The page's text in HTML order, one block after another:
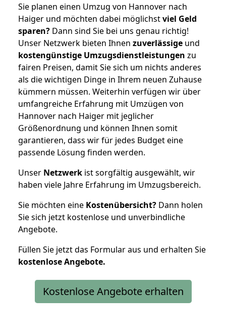
Sie planen einen Umzug von Hannover nach
Haiger und möchten dabei möglichstviel Geld
sparen? Dann sind Sie bei uns genau richtig!
Unser Netzwerk bieten Ihnen zuverlässige und
kostengünstige Umzugsdienstleistungen zu
fairen Preisen, damit Sie sich um nichts anderes
als die wichtigen Dinge in Ihrem neuen Zuhause
kümmern müssen. Weiterhin verfügen wir über
umfangreiche Erfahrung mit Umzügen von
Hannover nach Haiger mit jeglicher
Größenordnung und können Ihnen somit
garantieren, dass wir für jedes Budget eine
passende Lösung finden werden.
Unser Netzwerk ist sorgfältig ausgewählt, wir
haben viele Jahre Erfahrung im Umzugsbereich.
Sie möchten eine Kostenübersicht? Dann holen
Sie sich jetzt kostenlose und unverbindliche
Angebote.
Füllen Sie jetzt das Formular aus und erhalten Sie
kostenloseAngebote.
Kostenlose Angebote erhalten